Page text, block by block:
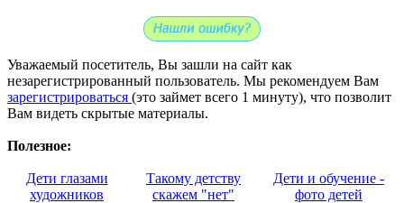
Уважаемый посетитель, Вы зашли на сайт как
незарегистрированный пользователь. Мы рекомендуем Вам
зарегистрироваться (это займет всего 1 минуту), что позволит
Вам видеть скрытые материалы.
Полезное:
Дети глазами
художников
Такому детству
скажем "нет"
Дети и обучение -
фото детей